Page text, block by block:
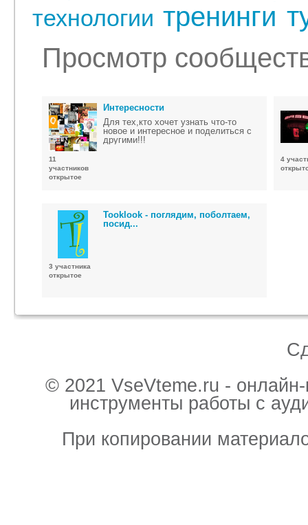
технологии тренинги
Просмотр
11
участников
открытое
Интересности
Для тех,кто хочет узнать что-то
новое и интересное и поделиться с
другими!!!
4
3 участника
открытое
Tooklook - поглядим, поболтаем,
посид...
© 2021 VseVteme.ru -
инструменты работы с
При копировании